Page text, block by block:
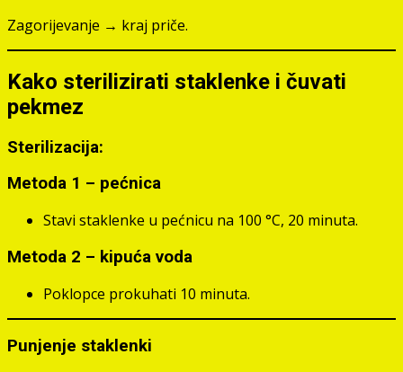
Zagorijevanje → kraj priče.
Kako sterilizirati staklenke i čuvati
pekmez
Sterilizacija:
Metoda 1 – pećnica
Stavi staklenke u pećnicu na 100 °C, 20 minuta.
Metoda 2 – kipuća voda
Poklopce prokuhati 10 minuta.
Punjenje staklenki